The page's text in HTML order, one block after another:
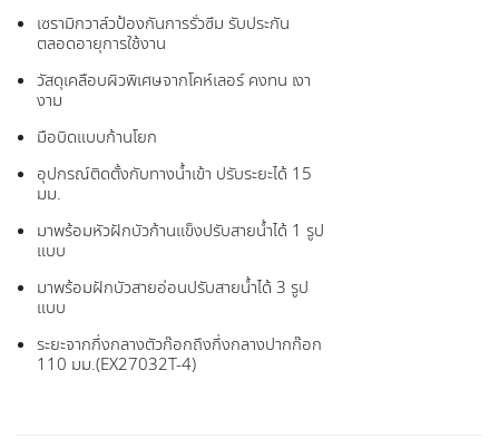
เซรามิกวาล์วป้องกันการรั่วซึม รับประกัน
ตลอดอายุการใช้งาน
วัสดุเคลือบผิวพิเศษจากโคห์เลอร์ คงทน เงา
งาม
มือบิดแบบก้านโยก
อุปกรณ์ติดตั้งกับทางน้ำเข้า ปรับระยะได้ 15
มม.
มาพร้อมหัวฝักบัวก้านแข็งปรับสายน้ำได้ 1 รูป
แบบ
มาพร้อมฝักบัวสายอ่อนปรับสายน้ำได้ 3 รูป
แบบ
ระยะจากกึ่งกลางตัวก๊อกถึงกึ่งกลางปากก๊อก
110 มม.(EX27032T-4)